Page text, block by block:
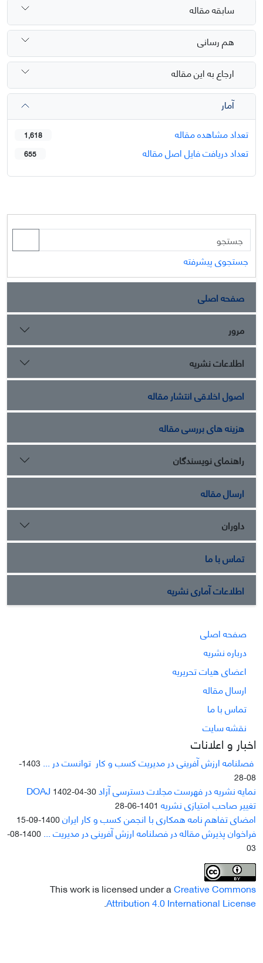
سابقه مقاله
هم رسانی
ارجاع به این مقاله
آمار
تعداد مشاهده مقاله
1,618
تعداد دریافت فایل اصل مقاله 655
جستجوی پیشرفته
صفحه اصلی
مرور
اطلاعات نشریه
اصول اخلاقی انتشار مقاله
هزینه های بررسی مقاله
راهنمای نویسندگان
ارسال مقاله
داوران
تماس با ما
اطلاعات آماری نشریه
صفحه اصلی
درباره نشریه
اعضای هیات تحریریه
ارسال مقاله
تماس با ما
نقشه سایت
اخبار و اعلانات
فصلنامه ارزش آفرینی در مدیریت کسب و کار توانست در ...
1403-
08-28
نمایه نشریه در فهرست مجلات دسترسی آزاد DOAJ1402-04-30
تغییر صاحب امتیازی نشریه 1401-06-28
امضای تفاهم نامه همکاری با انجمن کسب و کار ایران1400-09-15
فراخوان پذیرش مقاله در فصلنامه ارزش آفرینی در مدیریت ...
1400-08-
03
This work is licensed under aCreative Commons
Attribution 4.0 International License
.